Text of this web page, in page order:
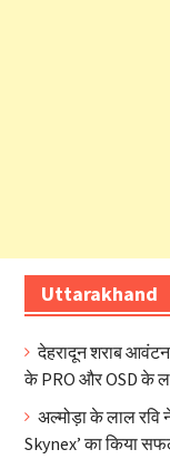
Uttarakhand
देहरादून शराब
के PRO और OSD के
अल्मोड़ा के लाल रवि
Skynex’ का किया